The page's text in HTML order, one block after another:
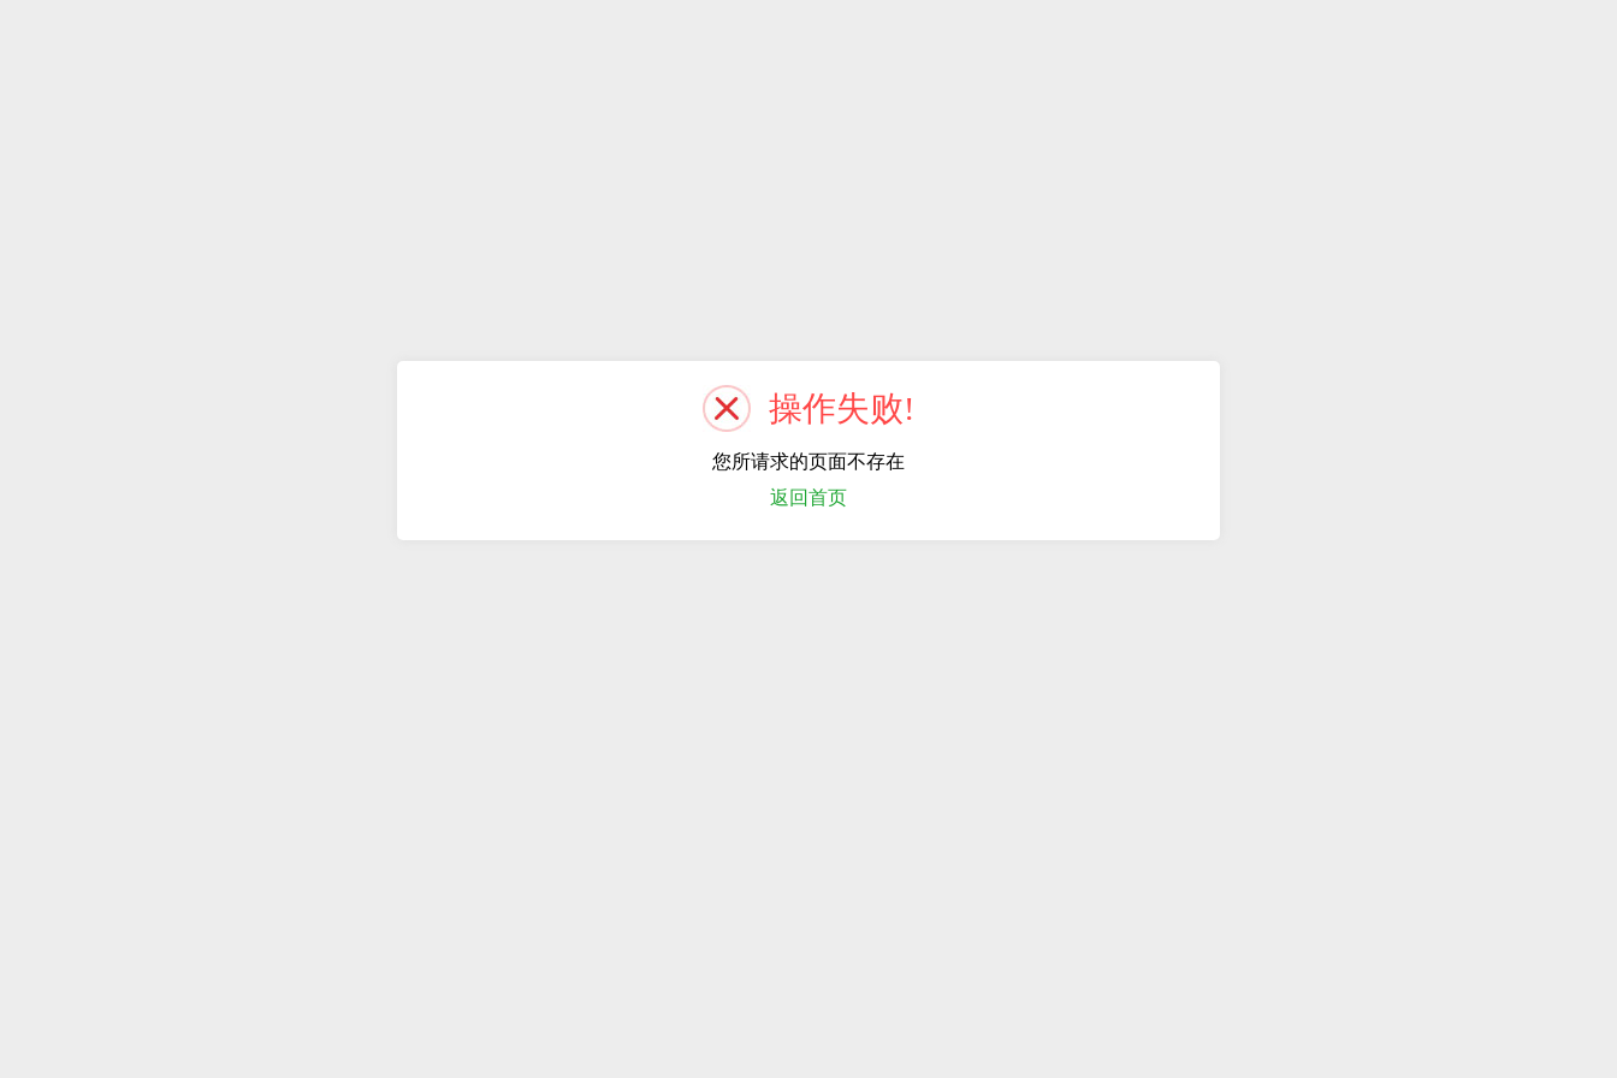
操作失败!
您所请求的页面不存在
返回首页